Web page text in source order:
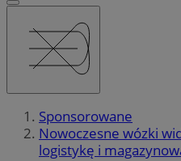
Sponsorowane
Nowoczesne wózki
logistykę i